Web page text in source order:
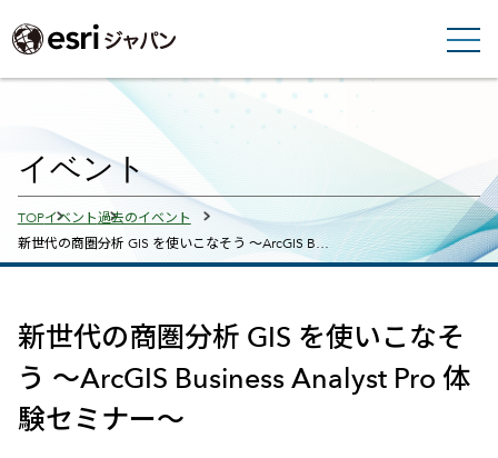
イベント
Breadcrumbs
TOPイベント過去のイベント
新世代の商圏分析 GIS を使いこなそう ～ArcGIS B…
新世代の商圏分析 GIS を使いこなそ
う ～ArcGIS Business Analyst Pro 体
験セミナー～